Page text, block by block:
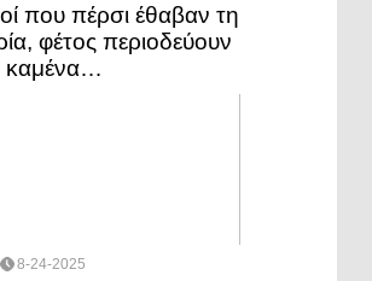
που πέρσι έθαβαν τη
φέτος περιοδεύουν
καμένα…
8-24-2025